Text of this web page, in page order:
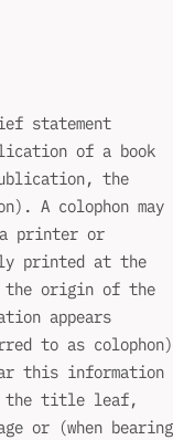
statement
of a book
the
A colophon may
printer or
printed at the
the origin of the
appears
to as colophon)
this information
the title leaf,
or (when bearing